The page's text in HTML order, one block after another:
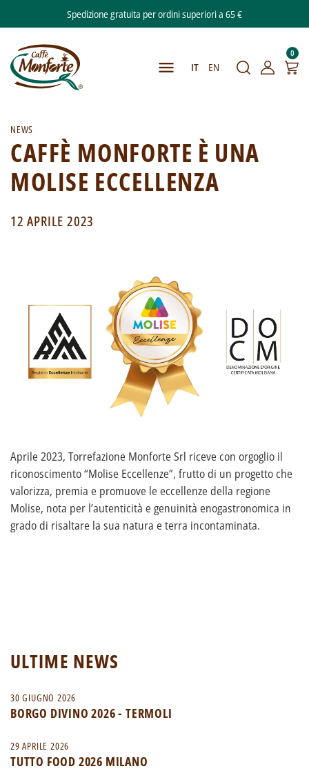
Spedizione gratuita per ordini superiori a 65 €
 IT EN
0
NEWS
CAFFÈ MONFORTE È UNA
MOLISE ECCELLENZA
12 APRILE 2023
Aprile 2023, Torrefazione Monforte Srl riceve con orgoglio il
riconoscimento “Molise Eccellenze”, frutto di un progetto che
valorizza, premia e promuove le eccellenze della regione
Molise, nota per l’autenticità e genuinità enogastronomica in
grado di risaltare la sua natura e terra incontaminata.
ULTIME NEWS
30 GIUGNO 2026
BORGO DIVINO 2026 - TERMOLI
29 APRILE 2026
TUTTO FOOD 2026 MILANO